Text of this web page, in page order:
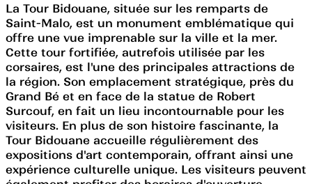
La Tour Bidouane, située sur les remparts de
Saint-Malo, est un monument emblématique qui
offre une vue imprenable sur la ville et la mer.
Cette tour fortifiée, autrefois utilisée par les
corsaires, est l'une des principales attractions de
la région. Son emplacement stratégique, près du
Grand Bé et en face de la statue de Robert
Surcouf, en fait un lieu incontournable pour les
visiteurs. En plus de son histoire fascinante, la
Tour Bidouane accueille régulièrement des
expositions d'art contemporain, offrant ainsi une
expérience culturelle unique. Les visiteurs peuvent